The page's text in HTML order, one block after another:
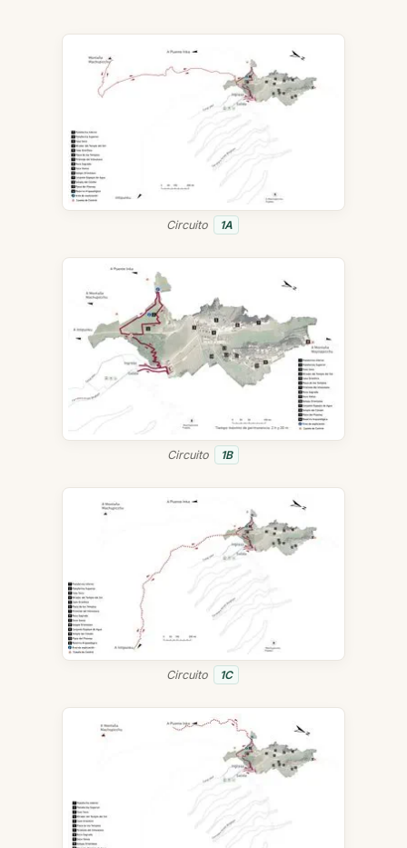
Circuito 1A
Circuito 1B
Circuito 1C